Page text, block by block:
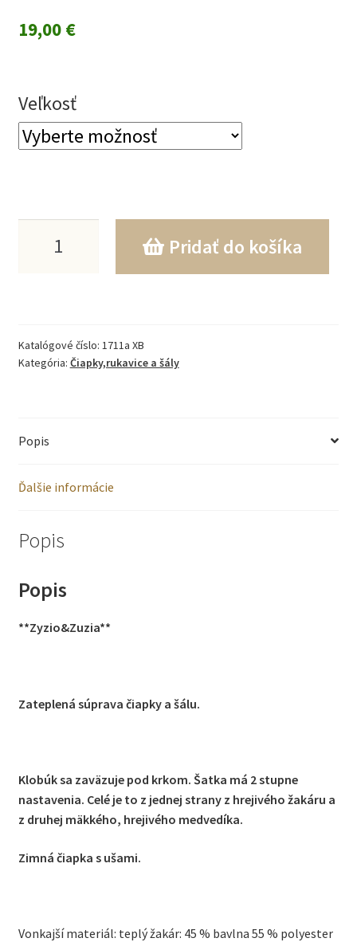
19,00 €
Veľkosť
množstvo
zateplená
cik-
cak
Pridať do košíka
Katalógové číslo: 1711a XB
Kategória: Čiapky,rukavice a šály
Popis
Ďalšie informácie
Popis
Popis
**Zyzio&Zuzia**
Zateplená súprava čiapky a šálu.
Klobúk sa zaväzuje pod krkom. Šatka má 2 stupne
nastavenia. Celé je to z jednej strany z hrejivého žakáru a
z druhej mäkkého, hrejivého medvedíka.
Zimná čiapka s ušami.
Vonkajší materiál: teplý žakár: 45 % bavlna 55 % polyester